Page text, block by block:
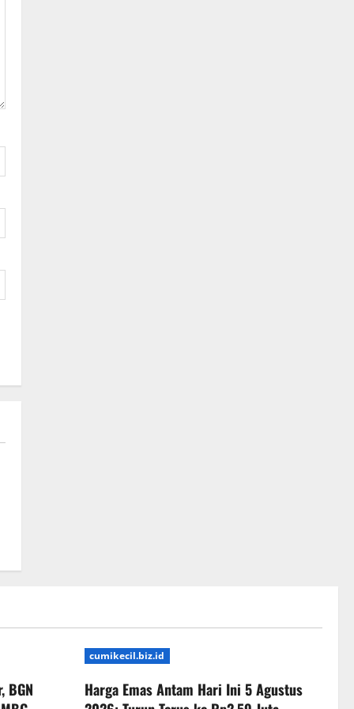
BGN
cumikecil.biz.id
Harga Emas Antam Hari Ini 5 Agustus